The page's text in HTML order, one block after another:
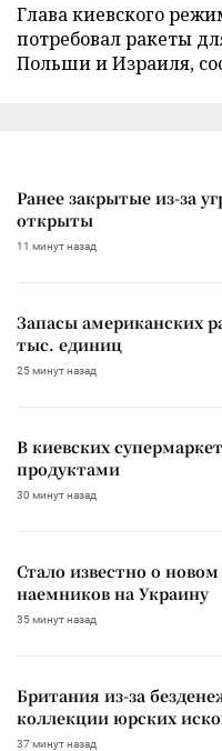
Глава киевского
потребовал ракеты
Польши и Израиля,
Ранее закрытые из-за
открыты
11 минут назад
Запасы американских
тыс. единиц
25 минут назад
В киевских
продуктами
30 минут назад
Стало известно о
наемников на Украину
35 минут назад
Британия из-за
коллекции юрских
37 минут назад